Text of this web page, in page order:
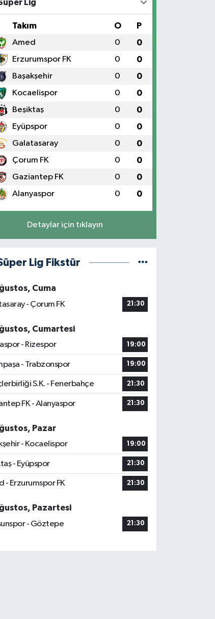
Lig
Takım O P
Amed 0 0
Erzurumspor FK 0 0
Başakşehir 0 0
Kocaelispor 0 0
Beşiktaş 0 0
Eyüpspor 0 0
Galatasaray 0 0
Çorum FK 0 0
Gaziantep FK 0 0
Alanyaspor 0 0
Detaylar için tıklayın
Lig Fikstür
Cuma
- Çorum FK
21:30
Cumartesi
- Rizespor
19:00
- Trabzonspor 19:00
S.K. - Fenerbahçe 21:30
FK - Alanyaspor 21:30
Pazar
- Kocaelispor
19:00
- Eyüpspor 21:30
- Erzurumspor FK 21:30
Pazartesi
- Göztepe
21:30